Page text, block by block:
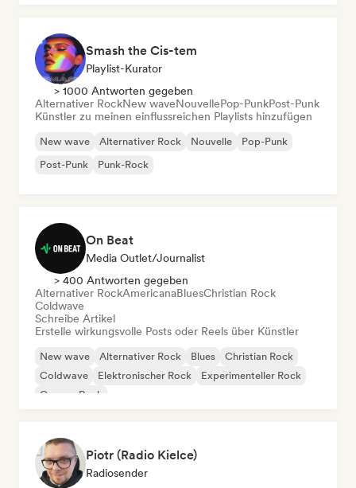
Smash the Cis-tem
Playlist-Kurator
> 1000 Antworten gegeben
Alternativer RockNew waveNouvellePop-PunkPost-Punk
Künstler zu meinen einflussreichen Playlists hinzufügen
New wave Alternativer Rock Nouvelle
Pop-Punk
Post-Punk
Punk-Rock
On Beat
Media Outlet/Journalist
> 400 Antworten gegeben
Alternativer RockAmericanaBluesChristian Rock
Coldwave
Schreibe Artikel
Erstelle wirkungsvolle Posts oder Reels über Künstler
New wave Alternativer Rock Blues
Christian Rock
Coldwave
Elektronischer Rock
Experimenteller Rock
Garage-Rock
Piotr (Radio Kielce)
Radiosender